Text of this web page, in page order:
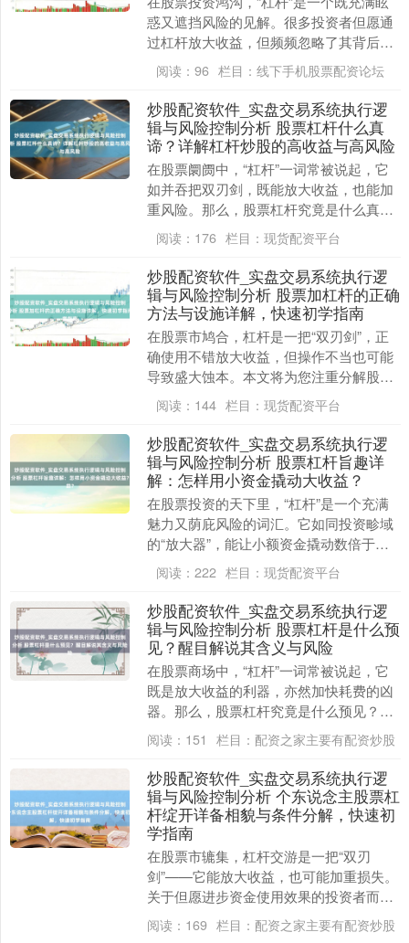
惑又遮挡风险的见解。很多投资者但愿通
过杠杆放大收益，但频频忽略了其背后潜
藏的高大风险。那么，股票的杠杆究竟是
些许？若何正确....
阅读： 96 栏目： 线下手机股票配资论坛
炒股配资软件_实盘交易系统执行逻
辑与风险控制分析 股票杠杆什么真
谛？详解杠杆炒股的高收益与高风险
在股票阛阓中，“杠杆”一词常被说起，它
如并吞把双刃剑，既能放大收益，也能加
重风险。那么，股票杠杆究竟是什么真
谛？它怎样运作，又为何让东谈主既向往
又怕惧？ ###....
阅读： 176 栏目： 现货配资平台
炒股配资软件_实盘交易系统执行逻
辑与风险控制分析 股票加杠杆的正确
方法与设施详解，快速初学指南
在股票市鸠合，杠杆是一把“双刃剑”，正
确使用不错放大收益，但操作不当也可能
导致盛大蚀本。本文将为您注重分解股票
加杠杆的正确方法与设施炒股配资软件_实
盘交易系统执....
阅读： 144 栏目： 现货配资平台
炒股配资软件_实盘交易系统执行逻
辑与风险控制分析 股票杠杆旨趣详
解：怎样用小资金撬动大收益？
在股票投资的天下里，“杠杆”是一个充满
魅力又荫庇风险的词汇。它如同投资畛域
的“放大器”，能让小额资金撬动数倍于本
金的收益，也可能在蓦的吞吃投资者的沿
路老本。默契....
阅读： 222 栏目： 现货配资平台
炒股配资软件_实盘交易系统执行逻
辑与风险控制分析 股票杠杆是什么预
见？醒目解说其含义与风险
在股票商场中，“杠杆”一词常被说起，它
既是放大收益的利器，亦然加快耗费的凶
器。那么，股票杠杆究竟是什么预见？它
怎样运作炒股配资软件_实盘交易系统执行
逻辑与风险控....
阅读： 151 栏目： 配资之家主要有配资炒股
炒股配资软件_实盘交易系统执行逻
辑与风险控制分析 个东说念主股票杠
杆绽开详备相貌与条件分解，快速初
学指南
在股票市辘集，杠杆交游是一把“双刃
剑”——它能放大收益，也可能加重损失。
关于但愿进步资金使用效果的投资者而
言，了解若何安全、合规地绽开股票杠杆
至关遑急。本文将为....
阅读： 169 栏目： 配资之家主要有配资炒股